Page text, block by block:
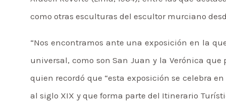
como otras esculturas del escultor murciano
“Nos encontramos ante una exposición en la
universal, como son San Juan y la Verónica que
quien recordó que “esta exposición se celebra
al siglo XIX y que forma parte del Itinerario